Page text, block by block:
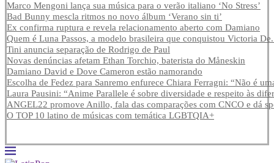
Marco Mengoni lança sua música para o verão italiano ‘No Stress’
Bad Bunny mescla ritmos no novo álbum ‘Verano sin ti’
Ex confirma ruptura e revela relacionamento aberto com Damiano
Quem é Luna Passos, a modelo brasileira que conquistou Victoria
Tini anuncia separação de Rodrigo de Paul
Novas denúncias afetam Ethan Torchio, baterista do Måneskin
Damiano David e Dove Cameron estão namorando
Escolha de Fedez para Sanremo enfurece Chiara Ferragni: “Não é
Laura Pausini: “Anime Parallele é sobre diversidade e respeito às
ANGEL22 promove Anillo, fala das comparações com CNCO e dá
O TOP 10 latino de músicas com temática LGBTQIA+